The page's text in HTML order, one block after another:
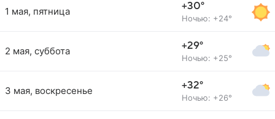
1 мая, пятница +30°
Ночью: +24°
2 мая, суббота +29°
Ночью: +25°
3 мая, воскресенье +32°
Ночью: +26°